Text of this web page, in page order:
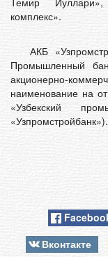
комплекс».
АКБ
Промышленный
акционерно-
наименование на
«Узбекский
«Узпромстройбанк»).
Вконтакте